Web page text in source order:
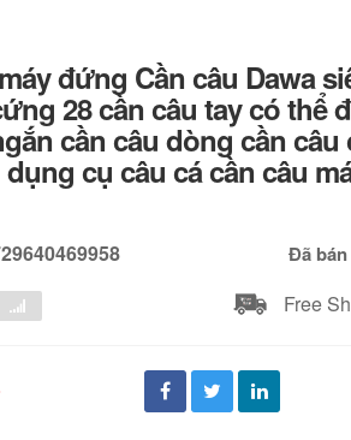
đứng Cần câu Dawa
28 cần câu tay có thể
cần câu dòng cần câu
cụ câu cá cần câu
Đã bán
Free